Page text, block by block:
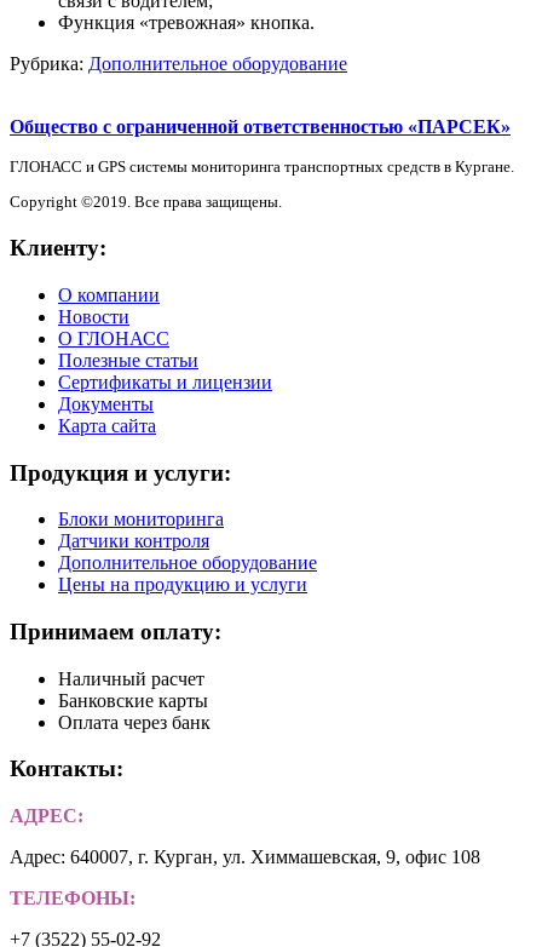
Функция «тревожная» кнопка.
Рубрика: Дополнительное оборудование
Общество с ограниченной ответственностью «ПАРСЕК»
ГЛОНАСС и GPS системы мониторинга транспортных средств в Кургане.
Copyright ©2019. Все права защищены.
Клиенту:
О компании
Новости
О ГЛОНАСС
Полезные статьи
Сертификаты и лицензии
Документы
Карта сайта
Продукция и услуги:
Блоки мониторинга
Датчики контроля
Дополнительное оборудование
Цены на продукцию и услуги
Принимаем оплату:
Наличный расчет
Банковские карты
Оплата через банк
Контакты:
АДРЕС:
Адрес: 640007, г. Курган, ул. Химмашевская, 9, офис 108
ТЕЛЕФОНЫ:
+7 (3522) 55-02-92